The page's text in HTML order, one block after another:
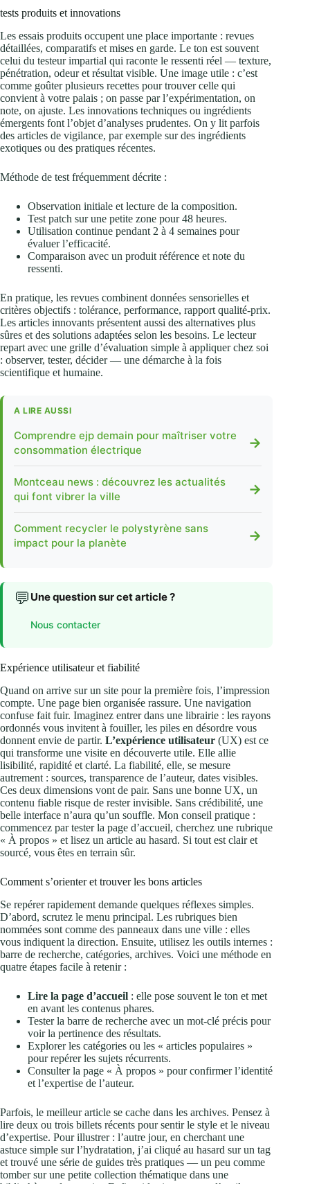
tests produits et innovations
Les essais produits occupent une place importante : revues
détaillées, comparatifs et mises en garde. Le ton est souvent
celui du testeur impartial qui raconte le ressenti réel — texture,
pénétration, odeur et résultat visible. Une image utile : c’est
comme goûter plusieurs recettes pour trouver celle qui
convient à votre palais ; on passe par l’expérimentation, on
note, on ajuste. Les innovations techniques ou ingrédients
émergents font l’objet d’analyses prudentes. On y lit parfois
des articles de vigilance, par exemple sur des ingrédients
exotiques ou des pratiques récentes.
Méthode de test fréquemment décrite :
Observation initiale et lecture de la composition.
Test patch sur une petite zone pour 48 heures.
Utilisation continue pendant 2 à 4 semaines pour
évaluer l’efficacité.
Comparaison avec un produit référence et note du
ressenti.
En pratique, les revues combinent données sensorielles et
critères objectifs : tolérance, performance, rapport qualité-prix.
Les articles innovants présentent aussi des alternatives plus
sûres et des solutions adaptées selon les besoins. Le lecteur
repart avec une grille d’évaluation simple à appliquer chez soi
: observer, tester, décider — une démarche à la fois
scientifique et humaine.
A LIRE AUSSI
Comprendre ejp demain pour maîtriser votre
consommation électrique
→
Montceau news : découvrez les actualités
qui font vibrer la ville
→
Comment recycler le polystyrène sans
impact pour la planète
→
💬 Une question sur cet article ?
Nous contacter
Expérience utilisateur et fiabilité
Quand on arrive sur un site pour la première fois, l’impression
compte. Une page bien organisée rassure. Une navigation
confuse fait fuir. Imaginez entrer dans une librairie : les rayons
ordonnés vous invitent à fouiller, les piles en désordre vous
donnent envie de partir. L’expérience utilisateur (UX) est ce
qui transforme une visite en découverte utile. Elle allie
lisibilité, rapidité et clarté. La fiabilité, elle, se mesure
autrement : sources, transparence de l’auteur, dates visibles.
Ces deux dimensions vont de pair. Sans une bonne UX, un
contenu fiable risque de rester invisible. Sans crédibilité, une
belle interface n’aura qu’un souffle. Mon conseil pratique :
commencez par tester la page d’accueil, cherchez une rubrique
« À propos » et lisez un article au hasard. Si tout est clair et
sourcé, vous êtes en terrain sûr.
Comment s’orienter et trouver les bons articles
Se repérer rapidement demande quelques réflexes simples.
D’abord, scrutez le menu principal. Les rubriques bien
nommées sont comme des panneaux dans une ville : elles
vous indiquent la direction. Ensuite, utilisez les outils internes :
barre de recherche, catégories, archives. Voici une méthode en
quatre étapes facile à retenir :
Lire la page d’accueil : elle pose souvent le ton et met
en avant les contenus phares.
Tester la barre de recherche avec un mot-clé précis pour
voir la pertinence des résultats.
Explorer les catégories ou les « articles populaires »
pour repérer les sujets récurrents.
Consulter la page « À propos » pour confirmer l’identité
et l’expertise de l’auteur.
Parfois, le meilleur article se cache dans les archives. Pensez à
lire deux ou trois billets récents pour sentir le style et le niveau
d’expertise. Pour illustrer : l’autre jour, en cherchant une
astuce simple sur l’hydratation, j’ai cliqué au hasard sur un tag
et trouvé une série de guides très pratiques — un peu comme
tomber sur une petite collection thématique dans une